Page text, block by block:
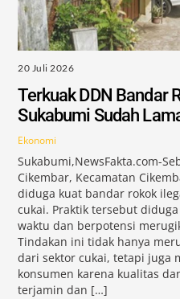
20 Juli 2026
Terkuak DDN Bandar
Sukabumi Sudah
Ekonomi
Sukabumi,NewsFakta.com-
Cikembar, Kecamatan
diduga kuat bandar rokok
cukai. Praktik tersebut
waktu dan berpotensi
Tindakan ini tidak hanya
dari sektor cukai, tetapi juga
konsumen karena kualitas
terjamin dan […]